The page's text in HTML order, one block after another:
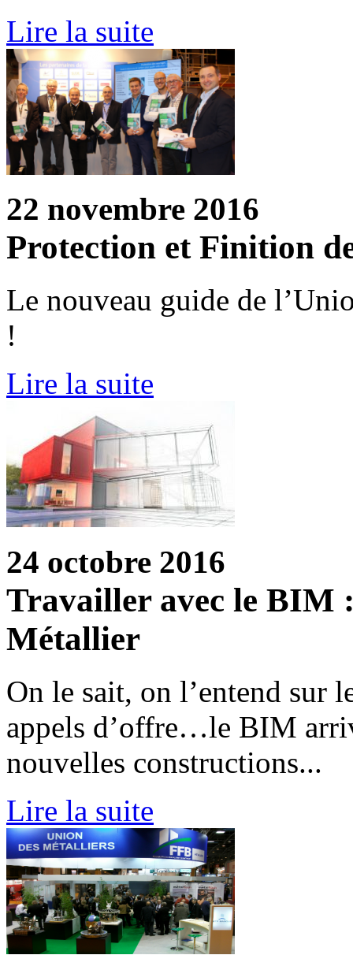
Lire la suite
22 novembre 2016
Protection et Finition
Le nouveau guide de
!
Lire la suite
24 octobre 2016
Travailler avec le BIM
Métallier
On le sait, on l’entend sur
appels d’offre…le BIM
nouvelles constructions...
Lire la suite